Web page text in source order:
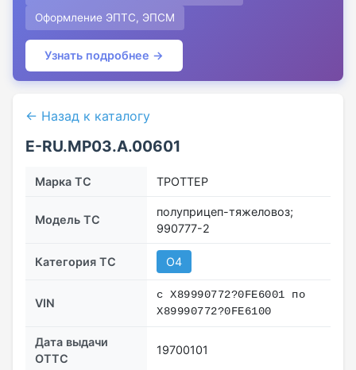
Оформление ЭПТС, ЭПСМ
Узнать подробнее →
← Назад к каталогу
E-RU.МР03.A.00601
Марка ТС ТРОТТЕР
Модель ТС
полуприцеп-тяжеловоз;
990777-2
Категория ТС O4
VIN
с X89990772?0FE6001 по
X89990772?0FE6100
Дата выдачи
ОТТС
19700101